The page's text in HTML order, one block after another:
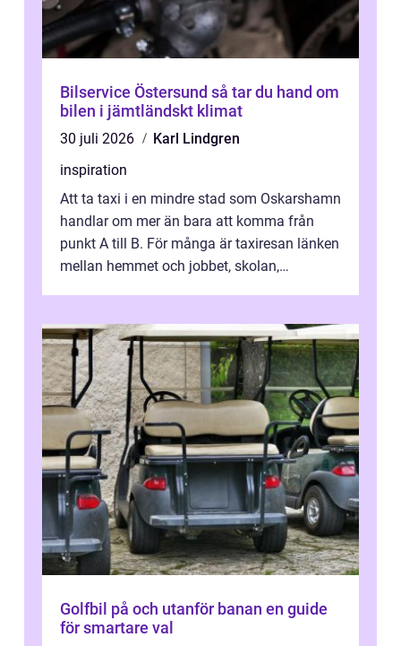
Bilservice Östersund så tar du hand om
bilen i jämtländskt klimat
30 juli 2026
Karl Lindgren
inspiration
Att ta taxi i en mindre stad som Oskarshamn
handlar om mer än bara att komma från
punkt A till B. För många är taxiresan länken
mellan hemmet och jobbet, skolan,
Golfbil på och utanför banan en guide
för smartare val